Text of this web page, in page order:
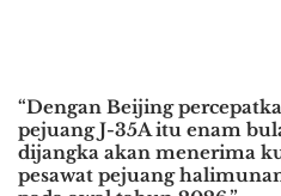
“Dengan Beijing
pejuang J-35A itu enam
dijangka akan menerima
pesawat pejuang